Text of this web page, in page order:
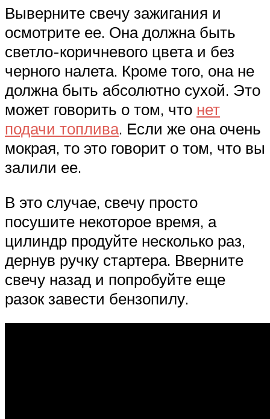
Выверните свечу зажигания и
осмотрите ее. Она должна быть
светло-коричневого цвета и без
черного налета. Кроме того, она не
должна быть абсолютно сухой. Это
может говорить о том, что нет
подачи топлива. Если же она очень
мокрая, то это говорит о том, что вы
залили ее.
В это случае, свечу просто
посушите некоторое время, а
цилиндр продуйте несколько раз,
дернув ручку стартера. Вверните
свечу назад и попробуйте еще
разок завести бензопилу.